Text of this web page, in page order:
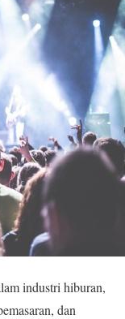
industri hiburan,
dan